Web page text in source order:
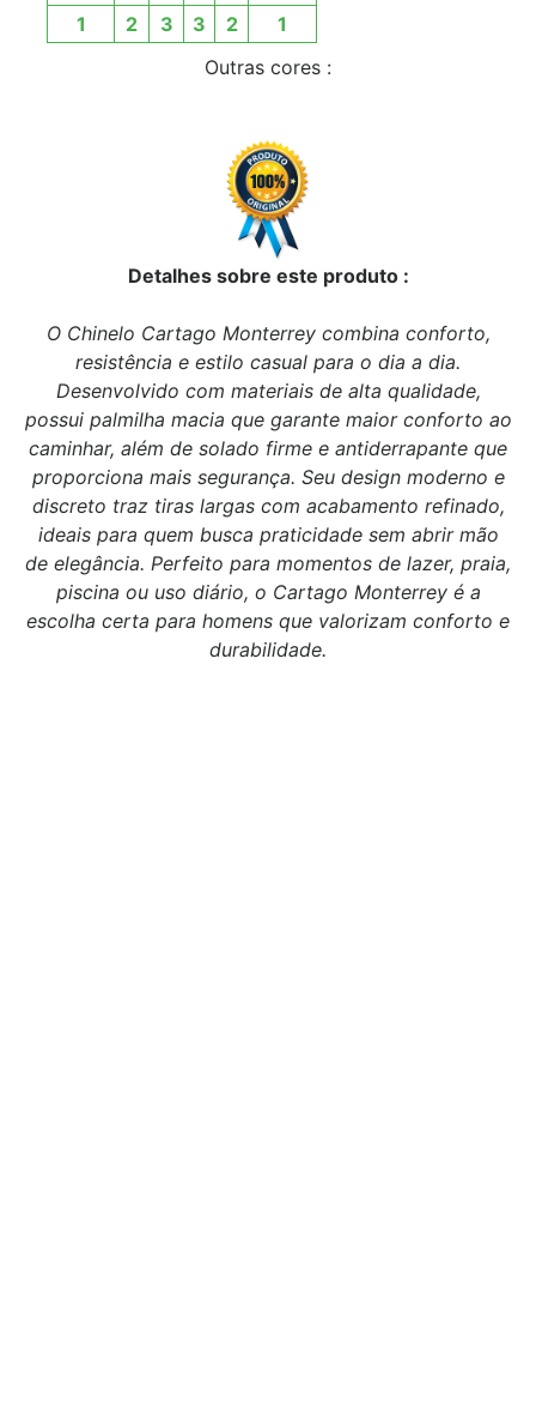
1
2 3 3 2 1
Outras cores :
Detalhes sobre este produto :
O Chinelo Cartago Monterrey combina conforto,
resistência e estilo casual para o dia a dia.
Desenvolvido com materiais de alta qualidade,
possui palmilha macia que garante maior conforto ao
caminhar, além de solado firme e antiderrapante que
proporciona mais segurança. Seu design moderno e
discreto traz tiras largas com acabamento refinado,
ideais para quem busca praticidade sem abrir mão
de elegância. Perfeito para momentos de lazer, praia,
piscina ou uso diário, o Cartago Monterrey é a
escolha certa para homens que valorizam conforto e
durabilidade.